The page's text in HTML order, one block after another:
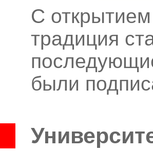
С открытием
традиция
были